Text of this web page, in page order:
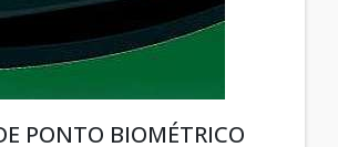
PONTO BIOMÉTRICO